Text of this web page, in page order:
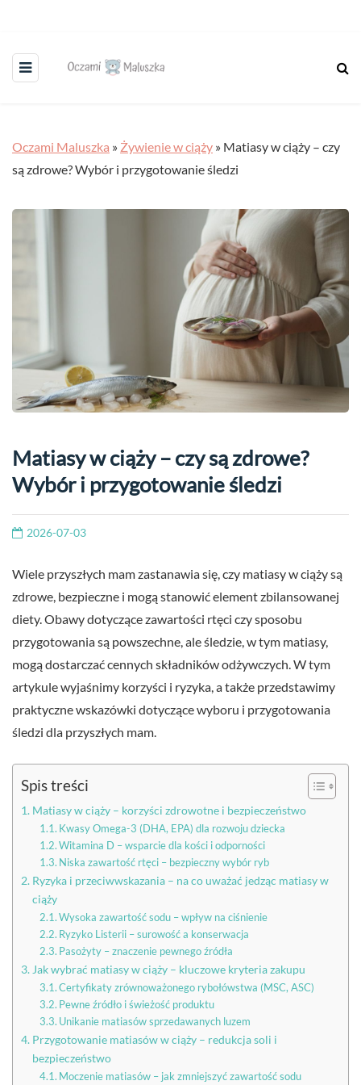
Oczami Maluszka » Żywienie w ciąży » Matiasy w ciąży – czy
są zdrowe? Wybór i przygotowanie śledzi
Matiasy w ciąży – czy są zdrowe?
Wybór i przygotowanie śledzi
2026-07-03
Wiele przyszłych mam zastanawia się, czy matiasy w ciąży są
zdrowe, bezpieczne i mogą stanowić element zbilansowanej
diety. Obawy dotyczące zawartości rtęci czy sposobu
przygotowania są powszechne, ale śledzie, w tym matiasy,
mogą dostarczać cennych składników odżywczych. W tym
artykule wyjaśnimy korzyści i ryzyka, a także przedstawimy
praktyczne wskazówki dotyczące wyboru i przygotowania
śledzi dla przyszłych mam.
Spis treści
Matiasy w ciąży – korzyści zdrowotne i bezpieczeństwo
Kwasy Omega-3 (DHA, EPA) dla rozwoju dziecka
Witamina D – wsparcie dla kości i odporności
Niska zawartość rtęci – bezpieczny wybór ryb
Ryzyka i przeciwwskazania – na co uważać jedząc matiasy w
ciąży
Wysoka zawartość sodu – wpływ na ciśnienie
Ryzyko Listerii – surowość a konserwacja
Pasożyty – znaczenie pewnego źródła
Jak wybrać matiasy w ciąży – kluczowe kryteria zakupu
Certyfikaty zrównoważonego rybołówstwa (MSC, ASC)
Pewne źródło i świeżość produktu
Unikanie matiasów sprzedawanych luzem
Przygotowanie matiasów w ciąży – redukcja soli i
bezpieczeństwo
Moczenie matiasów – jak zmniejszyć zawartość sodu